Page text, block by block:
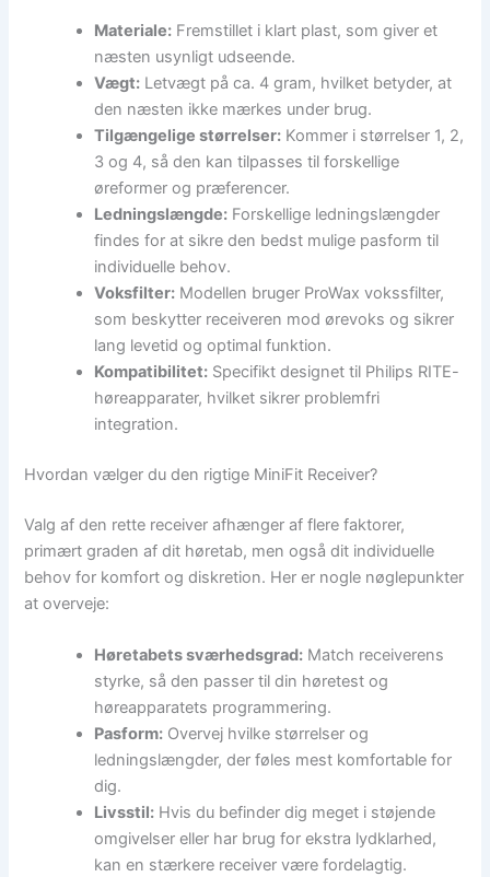
Materiale: Fremstillet i klart plast, som giver et
næsten usynligt udseende.
Vægt: Letvægt på ca. 4 gram, hvilket betyder, at
den næsten ikke mærkes under brug.
Tilgængelige størrelser: Kommer i størrelser 1, 2,
3 og 4, så den kan tilpasses til forskellige
øreformer og præferencer.
Ledningslængde: Forskellige ledningslængder
findes for at sikre den bedst mulige pasform til
individuelle behov.
Voksfilter: Modellen bruger ProWax vokssfilter,
som beskytter receiveren mod ørevoks og sikrer
lang levetid og optimal funktion.
Kompatibilitet: Specifikt designet til Philips RITE-
høreapparater, hvilket sikrer problemfri
integration.
Hvordan vælger du den rigtige MiniFit Receiver?
Valg af den rette receiver afhænger af flere faktorer,
primært graden af dit høretab, men også dit individuelle
behov for komfort og diskretion. Her er nogle nøglepunkter
at overveje:
Høretabets sværhedsgrad: Match receiverens
styrke, så den passer til din høretest og
høreapparatets programmering.
Pasform: Overvej hvilke størrelser og
ledningslængder, der føles mest komfortable for
dig.
Livsstil: Hvis du befinder dig meget i støjende
omgivelser eller har brug for ekstra lydklarhed,
kan en stærkere receiver være fordelagtig.